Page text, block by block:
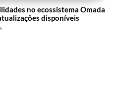
no ecossistema Omada
disponíveis